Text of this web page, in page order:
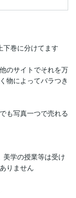
下巻に分けてます
のサイトでそれを万
物によってバラつき
も写真一つで売れる
美学の授業等は受け
りません